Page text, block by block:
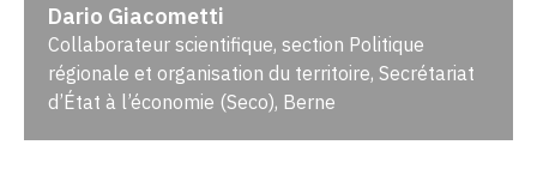
Dario Giacometti
Collaborateur scientifique, section Politique
régionale et organisation du territoire, Secrétariat
d’État à l’économie (Seco), Berne